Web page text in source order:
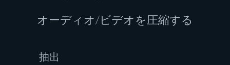
オーディオ/ビデオを圧縮する
抽出